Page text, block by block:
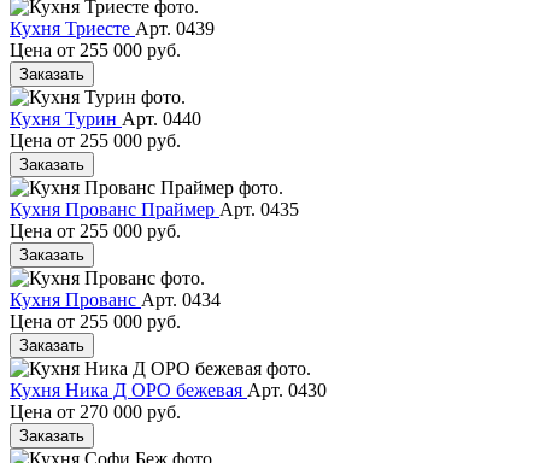
Кухня Триесте Арт. 0439
Цена от 255 000 руб.
Заказать
Кухня Турин Арт. 0440
Цена от 255 000 руб.
Заказать
Кухня Прованс Праймер Арт. 0435
Цена от 255 000 руб.
Заказать
Кухня Прованс Арт. 0434
Цена от 255 000 руб.
Заказать
Кухня Ника Д ОРО бежевая Арт. 0430
Цена от 270 000 руб.
Заказать